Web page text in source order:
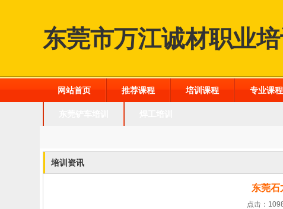
东莞市万江诚材职业
网站首页 推荐课程 培训课程 专业课程
培训资讯
东莞石
点击：